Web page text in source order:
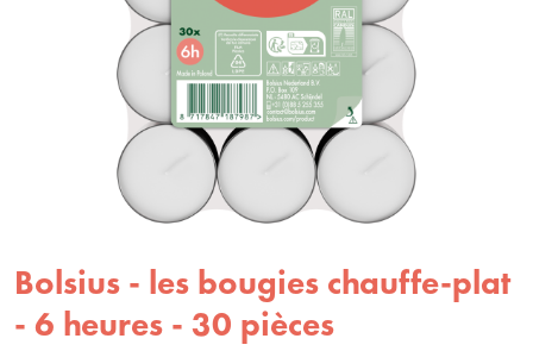
Bolsius - les bougies chauffe-plat
- 6 heures - 30 pièces